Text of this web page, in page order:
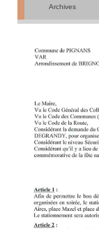
Archives